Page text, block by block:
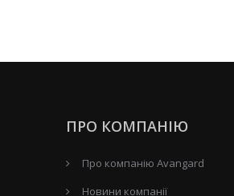
ПРО КОМПАНІЮ
Про компанію Avangard
Новини компанії